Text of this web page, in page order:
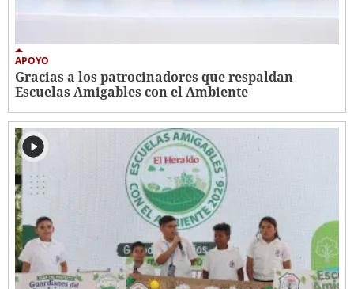
APOYO
Gracias a los patrocinadores que respaldan
Escuelas Amigables con el Ambiente